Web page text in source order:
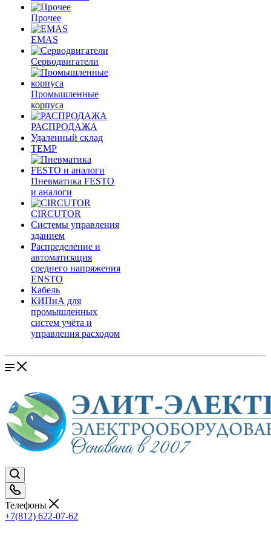
Прочее
EMAS
Cерводвигатели
Промышленные
корпуса
РАСПРОДАЖА
Удаленный склад
TEMP
Пневматика FESTO
и аналоги
CIRCUTOR
Системы управления
зданием
Распределение и
автоматизация
среднего напряжения
ENSTO
Кабель
КИПиА для
промышленных
систем учёта и
управления расходом
Телефоны
+7(812) 622-07-62